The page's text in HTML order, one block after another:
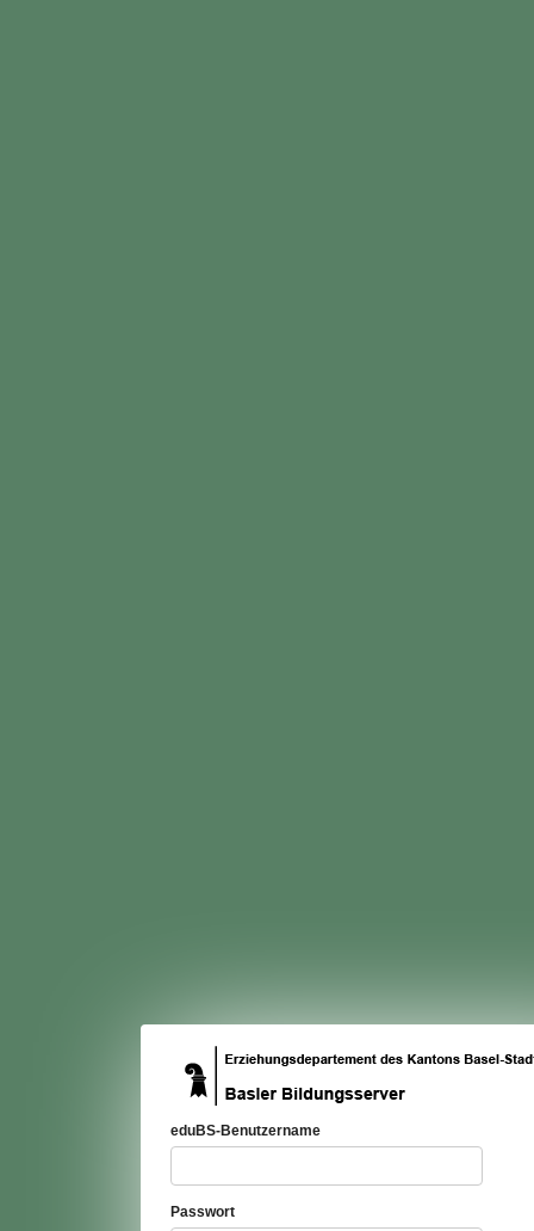
eduBS-Benutzername
Passwort